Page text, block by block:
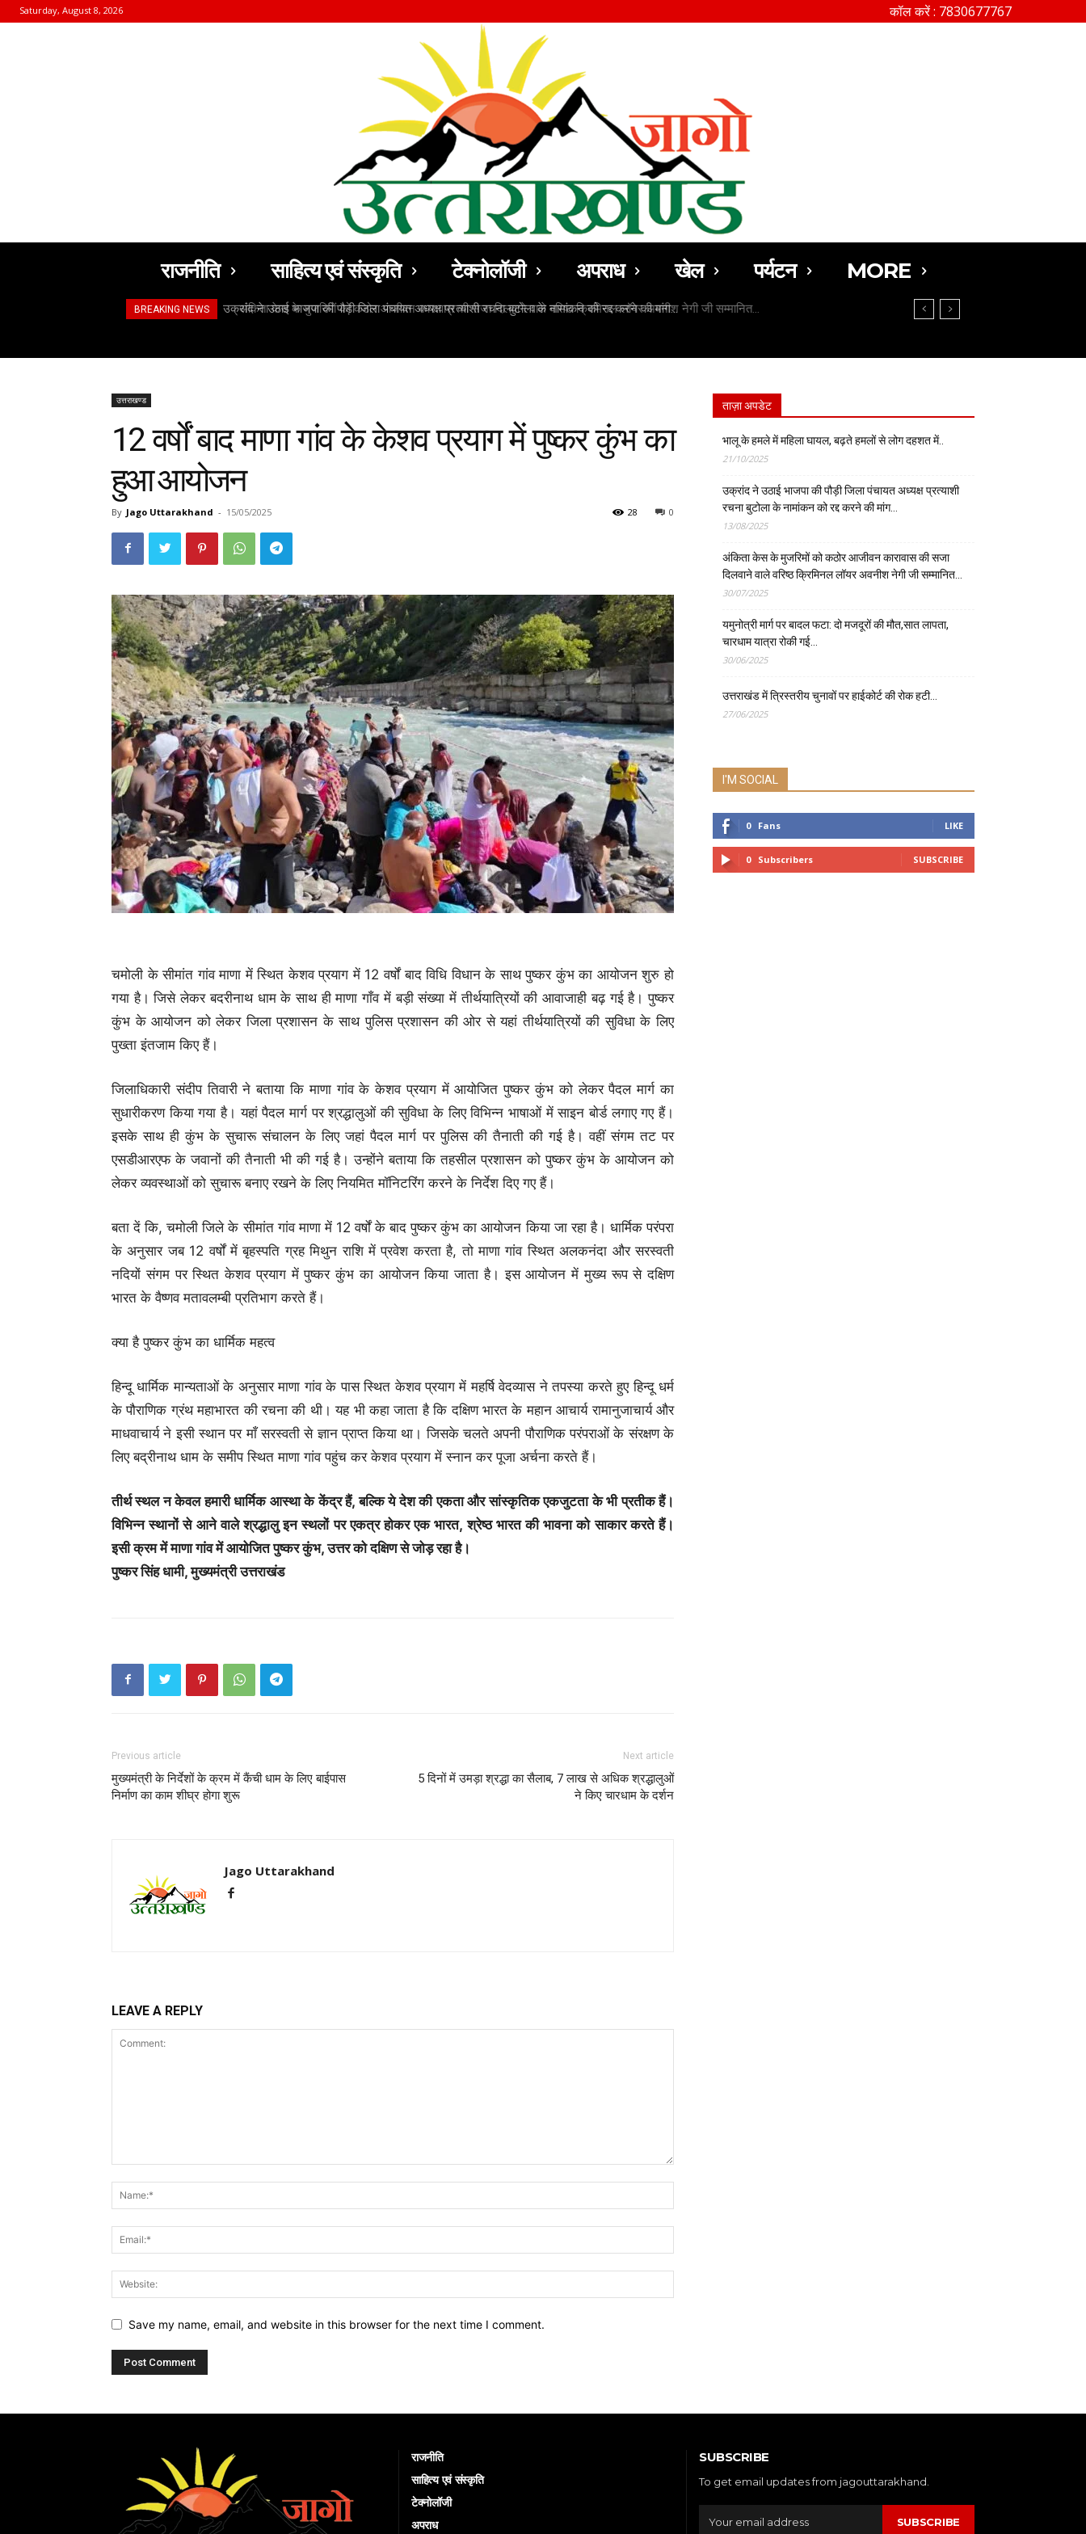
Saturday, August 8, 2026 कॉल करें : 7830677767
राजनीति साहित्य एवं संस्कृति टेक्नोलॉजी अपराध खेल पर्यटन MORE
BREAKING NEWS अंकिता केस के मुजरिमों को कठोर आजीवन कारावास की सजा दिलवाने वाले वरिष्ठ क्रिमिनल लॉयर अवनीश नेगी जी सम्मानित…
उत्तराखण्ड
12 वर्षों बाद माणा गांव के केशव प्रयाग में पुष्कर कुंभ का
हुआ आयोजन
By Jago Uttarakhand - 15/05/2025 0
28
चमोली के सीमांत गांव माणा में स्थित केशव प्रयाग में 12 वर्षों बाद विधि विधान के साथ पुष्कर कुंभ का आयोजन शुरु हो
गया है। जिसे लेकर बदरीनाथ धाम के साथ ही माणा गाँव में बड़ी संख्या में तीर्थयात्रियों की आवाजाही बढ़ गई है। पुष्कर
कुंभ के आयोजन को लेकर जिला प्रशासन के साथ पुलिस प्रशासन की ओर से यहां तीर्थयात्रियों की सुविधा के लिए
पुख्ता इंतजाम किए हैं।
जिलाधिकारी संदीप तिवारी ने बताया कि माणा गांव के केशव प्रयाग में आयोजित पुष्कर कुंभ को लेकर पैदल मार्ग का
सुधारीकरण किया गया है। यहां पैदल मार्ग पर श्रद्धालुओं की सुविधा के लिए विभिन्न भाषाओं में साइन बोर्ड लगाए गए हैं।
इसके साथ ही कुंभ के सुचारू संचालन के लिए जहां पैदल मार्ग पर पुलिस की तैनाती की गई है। वहीं संगम तट पर
एसडीआरएफ के जवानों की तैनाती भी की गई है। उन्होंने बताया कि तहसील प्रशासन को पुष्कर कुंभ के आयोजन को
लेकर व्यवस्थाओं को सुचारू बनाए रखने के लिए नियमित मॉनिटरिंग करने के निर्देश दिए गए हैं।
बता दें कि, चमोली जिले के सीमांत गांव माणा में 12 वर्षों के बाद पुष्कर कुंभ का आयोजन किया जा रहा है। धार्मिक परंपरा
के अनुसार जब 12 वर्षों में बृहस्पति ग्रह मिथुन राशि में प्रवेश करता है, तो माणा गांव स्थित अलकनंदा और सरस्वती
नदियों संगम पर स्थित केशव प्रयाग में पुष्कर कुंभ का आयोजन किया जाता है। इस आयोजन में मुख्य रूप से दक्षिण
भारत के वैष्णव मतावलम्बी प्रतिभाग करते हैं।
क्या है पुष्कर कुंभ का धार्मिक महत्व
हिन्दू धार्मिक मान्यताओं के अनुसार माणा गांव के पास स्थित केशव प्रयाग में महर्षि वेदव्यास ने तपस्या करते हुए हिन्दू धर्म
के पौराणिक ग्रंथ महाभारत की रचना की थी। यह भी कहा जाता है कि दक्षिण भारत के महान आचार्य रामानुजाचार्य और
माधवाचार्य ने इसी स्थान पर माँ सरस्वती से ज्ञान प्राप्त किया था। जिसके चलते अपनी पौराणिक परंपराओं के संरक्षण के
लिए बद्रीनाथ धाम के समीप स्थित माणा गांव पहुंच कर केशव प्रयाग में स्नान कर पूजा अर्चना करते हैं।
तीर्थ स्थल न केवल हमारी धार्मिक आस्था के केंद्र हैं, बल्कि ये देश की एकता और सांस्कृतिक एकजुटता के भी प्रतीक हैं।
विभिन्न स्थानों से आने वाले श्रद्धालु इन स्थलों पर एकत्र होकर एक भारत, श्रेष्ठ भारत की भावना को साकार करते हैं।
इसी क्रम में माणा गांव में आयोजित पुष्कर कुंभ, उत्तर को दक्षिण से जोड़ रहा है।
पुष्कर सिंह धामी, मुख्यमंत्री उत्तराखंड
Previous article
मुख्यमंत्री के निर्देशों के क्रम में कैंची धाम के लिए बाईपास
निर्माण का काम शीघ्र होगा शुरू
Next article
5 दिनों में उमड़ा श्रद्धा का सैलाब, 7 लाख से अधिक श्रद्धालुओं
ने किए चारधाम के दर्शन
Jago Uttarakhand
LEAVE A REPLY
Save my name, email, and website in this browser for the next time I comment.
ताज़ा अपडेट
भालू के हमले में महिला घायल, बढ़ते हमलों से लोग दहशत में..
21/10/2025
उक्रांद ने उठाई भाजपा की पौड़ी जिला पंचायत अध्यक्ष प्रत्याशी
रचना बुटोला के नामांकन को रद्द करने की मांग…
13/08/2025
अंकिता केस के मुजरिमों को कठोर आजीवन कारावास की सजा
दिलवाने वाले वरिष्ठ क्रिमिनल लॉयर अवनीश नेगी जी सम्मानित…
30/07/2025
यमुनोत्री मार्ग पर बादल फटा: दो मजदूरों की मौत,सात लापता,
चारधाम यात्रा रोकी गई…
30/06/2025
उत्तराखंड में त्रिस्तरीय चुनावों पर हाईकोर्ट की रोक हटी…
27/06/2025
I'M SOCIAL
0 Fans LIKE
0 Subscribers SUBSCRIBE
राजनीति
साहित्य एवं संस्कृति
टेक्नोलॉजी
अपराध
SUBSCRIBE
To get email updates from jagouttarakhand.
SUBSCRIBE